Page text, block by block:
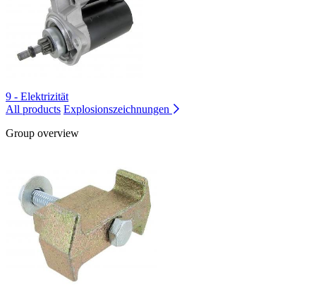
9 - Elektrizität
All products Explosionszeichnungen
Group overview